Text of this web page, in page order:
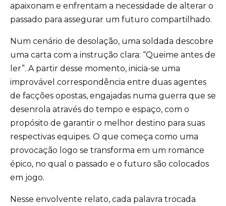
apaixonam e enfrentam a necessidade de alterar o
passado para assegurar um futuro compartilhado.
Num cenário de desolação, uma soldada descobre
uma carta com a instrução clara: “Queime antes de
ler”. A partir desse momento, inicia-se uma
improvável correspondência entre duas agentes
de facções opostas, engajadas numa guerra que se
desenrola através do tempo e espaço, com o
propósito de garantir o melhor destino para suas
respectivas equipes. O que começa como uma
provocação logo se transforma em um romance
épico, no qual o passado e o futuro são colocados
em jogo.
Nesse envolvente relato, cada palavra trocada